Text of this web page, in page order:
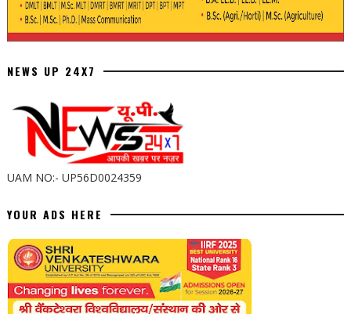
NEWS UP 24X7
UAM NO:- UP56D0024359
YOUR ADS HERE